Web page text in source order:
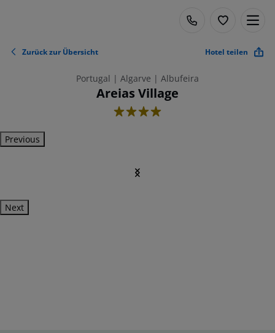
Zurück zur Übersicht Hotel teilen
Portugal | Algarve | Albufeira
Areias Village
4
Previous
Next